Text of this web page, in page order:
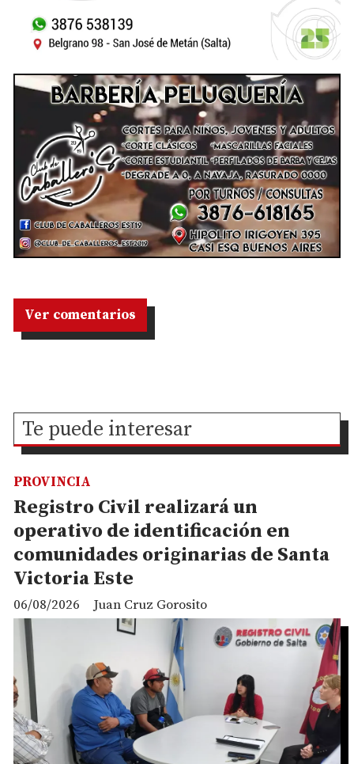
Ver comentarios
Te puede interesar
Registro Civil realizará un
operativo de identificación en
comunidades originarias de Santa
Victoria Este
Juan Cruz Gorosito
PROVINCIA
06/08/2026